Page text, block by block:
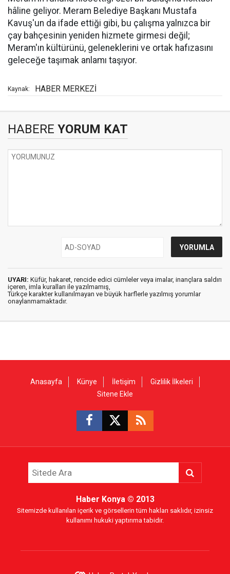
hâline geliyor. Meram Belediye Başkanı Mustafa
Kavuş'un da ifade ettiği gibi, bu çalışma yalnızca bir
çay bahçesinin yeniden hizmete girmesi değil;
Meram'ın kültürünü, geleneklerini ve ortak hafızasını
geleceğe taşımak anlamı taşıyor.
Kaynak: HABER MERKEZİ
HABERE YORUM KAT
UYARI: Küfür, hakaret, rencide edici cümleler veya imalar, inançlara saldırı
içeren, imla kuralları ile yazılmamış,
Türkçe karakter kullanılmayan ve büyük harflerle yazılmış yorumlar
onaylanmamaktadır.
Anasayfa Künye İletişim
Gizlilik İlkeleri
Sitene Ekle
Haber Konya© 2013
Sitemizde kullanılan içerik ve görsellerin tüm hakları saklıdır, izinsiz
kullanımı hukuki yaptırıma tabidir.